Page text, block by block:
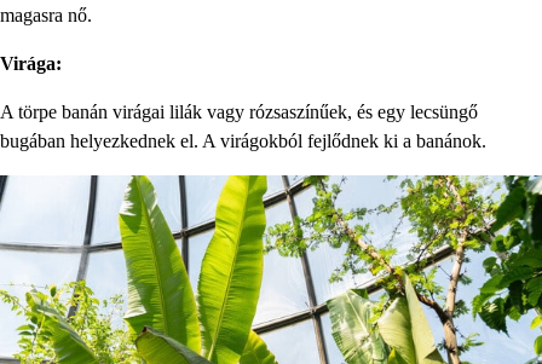
magasra nő.
Virága:
A törpe banán virágai lilák vagy rózsaszínűek, és egy lecsüngő
bugában helyezkednek el. A virágokból fejlődnek ki a banánok.